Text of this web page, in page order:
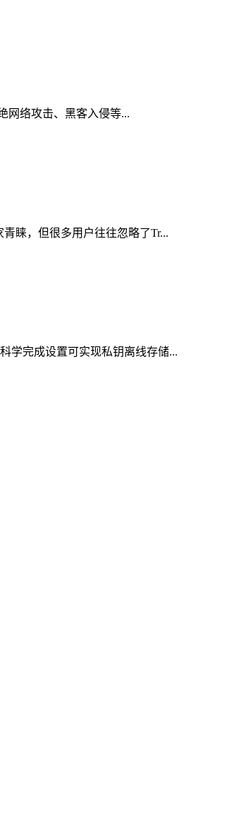
网络攻击、黑客入侵等...
睐，但很多用户往往忽略了Tr...
学完成设置可实现私钥离线存储...